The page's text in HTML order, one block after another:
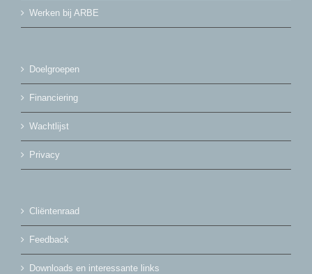
Werken bij ARBE
Doelgroepen
Financiering
Wachtlijst
Privacy
Cliëntenraad
Feedback
Downloads en interessante links